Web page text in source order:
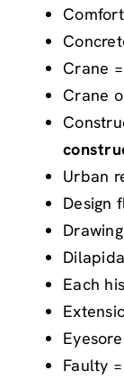
Crane
Crane
Urban
Design
Each
Faulty =